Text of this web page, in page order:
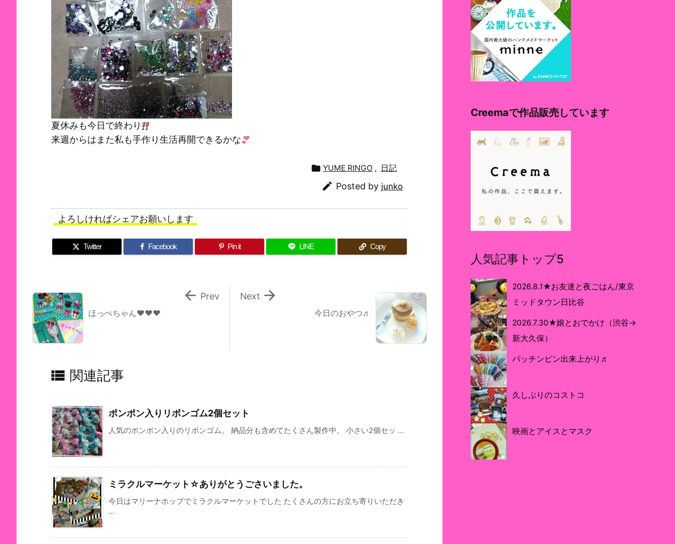
夏休みも今日で終わり
来週からはまた私も手作り生活再開できるかな
 YUME RINGO , 日記
 Posted by junko
よろしければシェアお願いします
Twitter Facebook Pin it LINE Copy
今日のおやつ♬

Next
ほっぺちゃん♥♥♥
 Prev
 関連記事
ポンポン入りリボンゴム2個セット
人気のポンポン入りのリボンゴム。 納品分も含めてたくさん製作中。 小さい2個セッ ...
ミラクルマーケット☆ありがとうごさいました。
今日はマリーナホップでミラクルマーケットでした たくさんの方にお立ち寄りいただき
...
Creemaで作品販売しています
人気記事トップ5
2026.8.1★お友達と夜ごはん/東京
ミッドタウン日比谷
2026.7.30★娘とおでかけ（渋谷→
新大久保）
パッチンピン出来上がり♬
久しぶりのコストコ
映画とアイスとマスク